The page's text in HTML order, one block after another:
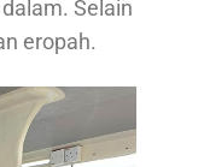
Selain
eropah.